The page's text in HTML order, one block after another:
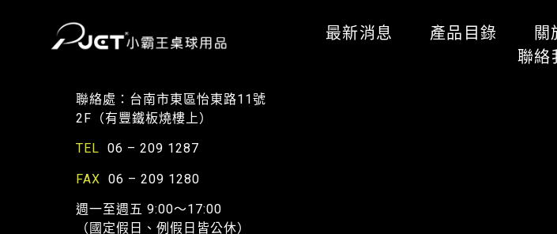
聯絡處：台南市東區怡東路11號
2F（有豐鐵板燒樓上）
TEL 06 – 209 1287
FAX 06 – 209 1280
週一至週五 9:00～17:00
（國定假日、例假日皆公休）
最新消息 產品目錄
聯絡